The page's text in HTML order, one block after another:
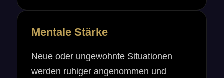
Mentale Stärke
Neue oder ungewohnte Situationen
werden ruhiger angenommen und